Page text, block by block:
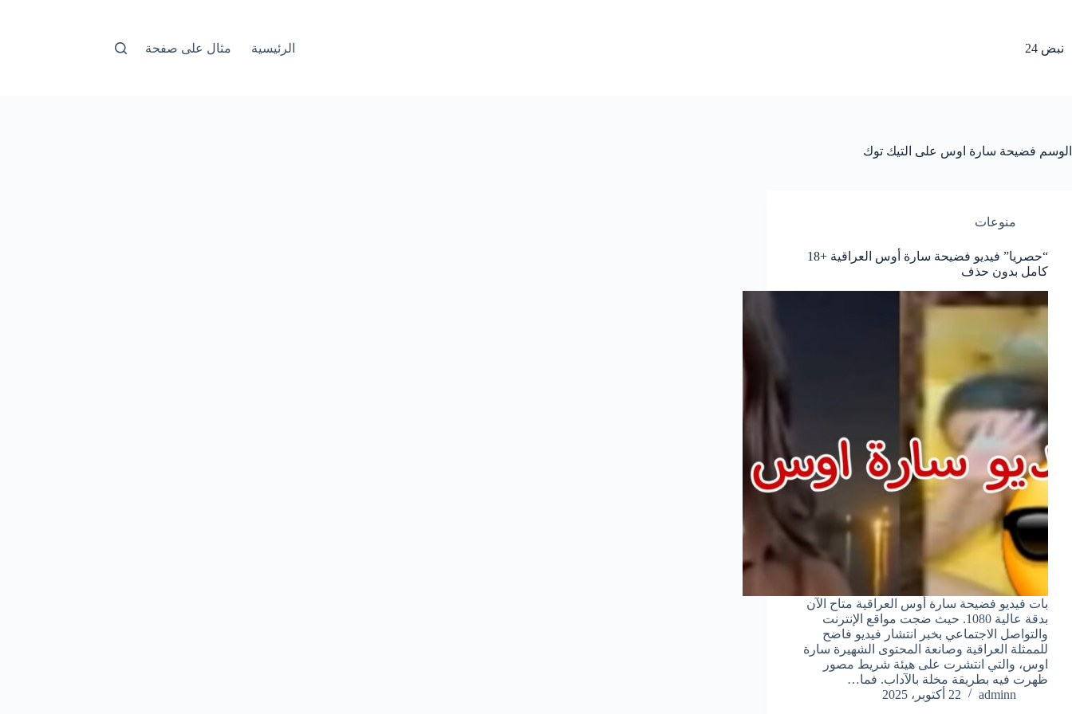
نبض 24 الرئيسية مثال على صفحة
الوسم فضيحة سارة اوس على التيك توك
منوعات
“حصريا” فيديو فضيحة سارة أوس العراقية +18
كامل بدون حذف
بات فيديو فضيحة سارة أوس العراقية متاح الآن
بدقة عالية 1080. حيث ضجت مواقع الإنترنت
والتواصل الاجتماعي بخبر انتشار فيديو فاضح
للممثلة العراقية وصانعة المحتوى الشهيرة سارة
اوس، والتي انتشرت على هيئة شريط مصور
ظهرت فيه بطريقة مخلة بالآداب. فما…
adminn
22 أكتوبر، 2025